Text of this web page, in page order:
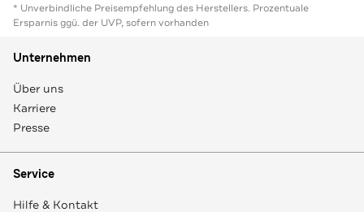
* Unverbindliche Preisempfehlung des Herstellers. Prozentuale
Ersparnis ggü. der UVP, sofern vorhanden
Unternehmen
Über uns
Karriere
Presse
Service
Hilfe & Kontakt